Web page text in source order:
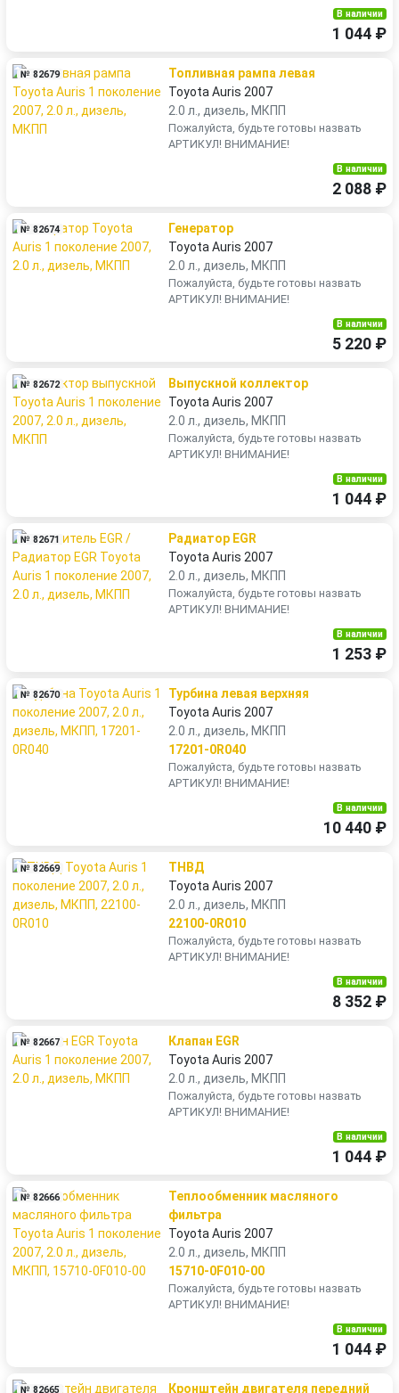
В наличии
1 044 ₽
№ 82679
Топливная рампа левая
Toyota Auris 2007
2.0 л., дизель, МКПП
Пожалуйста, будьте готовы назвать
АРТИКУЛ! ВНИМАНИЕ!
В наличии
2 088 ₽
№ 82674
Генератор
Toyota Auris 2007
2.0 л., дизель, МКПП
Пожалуйста, будьте готовы назвать
АРТИКУЛ! ВНИМАНИЕ!
В наличии
5 220 ₽
№ 82672
Выпускной коллектор
Toyota Auris 2007
2.0 л., дизель, МКПП
Пожалуйста, будьте готовы назвать
АРТИКУЛ! ВНИМАНИЕ!
В наличии
1 044 ₽
№ 82671
Радиатор EGR
Toyota Auris 2007
2.0 л., дизель, МКПП
Пожалуйста, будьте готовы назвать
АРТИКУЛ! ВНИМАНИЕ!
В наличии
1 253 ₽
№ 82670
Турбина левая верхняя
Toyota Auris 2007
2.0 л., дизель, МКПП
17201-0R040
Пожалуйста, будьте готовы назвать
АРТИКУЛ! ВНИМАНИЕ!
В наличии
10 440 ₽
№ 82669
ТНВД
Toyota Auris 2007
2.0 л., дизель, МКПП
22100-0R010
Пожалуйста, будьте готовы назвать
АРТИКУЛ! ВНИМАНИЕ!
В наличии
8 352 ₽
№ 82667
Клапан EGR
Toyota Auris 2007
2.0 л., дизель, МКПП
Пожалуйста, будьте готовы назвать
АРТИКУЛ! ВНИМАНИЕ!
В наличии
1 044 ₽
№ 82666
Теплообменник масляного
фильтра
Toyota Auris 2007
2.0 л., дизель, МКПП
15710-0F010-00
Пожалуйста, будьте готовы назвать
АРТИКУЛ! ВНИМАНИЕ!
В наличии
1 044 ₽
№ 82665 Кронштейн двигателя передний